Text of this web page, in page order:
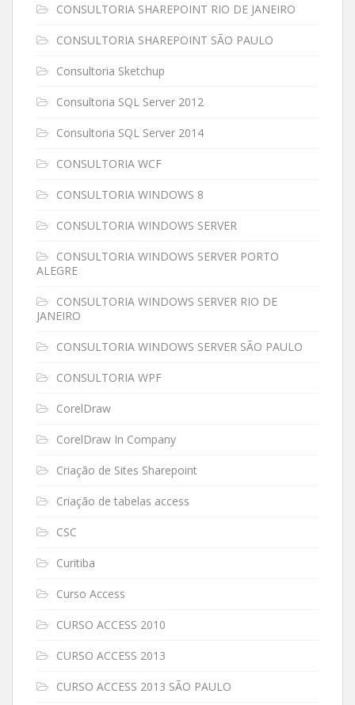
CONSULTORIA SHAREPOINT RIO DE JANEIRO
CONSULTORIA SHAREPOINT SÃO PAULO
Consultoria Sketchup
Consultoria SQL Server 2012
Consultoria SQL Server 2014
CONSULTORIA WCF
CONSULTORIA WINDOWS 8
CONSULTORIA WINDOWS SERVER
CONSULTORIA WINDOWS SERVER PORTO
ALEGRE
CONSULTORIA WINDOWS SERVER RIO DE
JANEIRO
CONSULTORIA WINDOWS SERVER SÃO PAULO
CONSULTORIA WPF
CorelDraw
CorelDraw In Company
Criação de Sites Sharepoint
Criação de tabelas access
CSC
Curitiba
Curso Access
CURSO ACCESS 2010
CURSO ACCESS 2013
CURSO ACCESS 2013 SÃO PAULO